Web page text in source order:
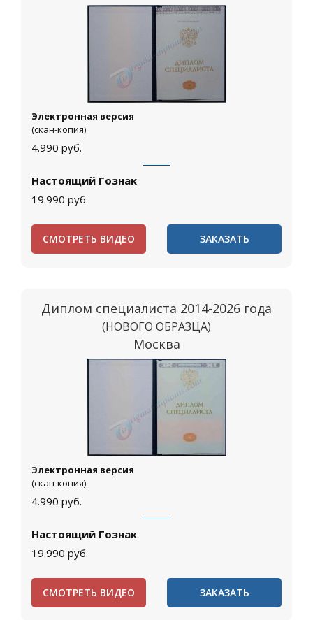
Электронная версия
(скан-копия)
4.990 руб.
Настоящий Гознак
19.990 руб.
СМОТРЕТЬ ВИДЕО ЗАКАЗАТЬ
Диплом специалиста 2014-2026 года
(НОВОГО ОБРАЗЦА)
Москва
Электронная версия
(скан-копия)
4.990 руб.
Настоящий Гознак
19.990 руб.
СМОТРЕТЬ ВИДЕО ЗАКАЗАТЬ